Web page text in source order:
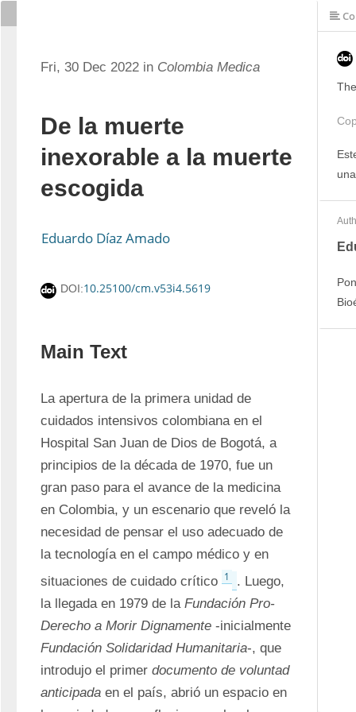
Fri, 30 Dec 2022 in Colombia Medica
De la muerte
inexorable a la muerte
escogida
Eduardo Díaz Amado
DOI:10.25100/cm.v53i4.5619
Main Text
La apertura de la primera unidad de
cuidados intensivos colombiana en el
Hospital San Juan de Dios de Bogotá, a
principios de la década de 1970, fue un
gran paso para el avance de la medicina
en Colombia, y un escenario que reveló la
necesidad de pensar el uso adecuado de
la tecnología en el campo médico y en
situaciones de cuidado crítico 1
. Luego,
la llegada en 1979 de la Fundación Pro-
Derecho a Morir Dignamente
Fundación Solidaridad Humanitaria-, que
introdujo el primer documento de voluntad
anticipada en el país, abrió un espacio en